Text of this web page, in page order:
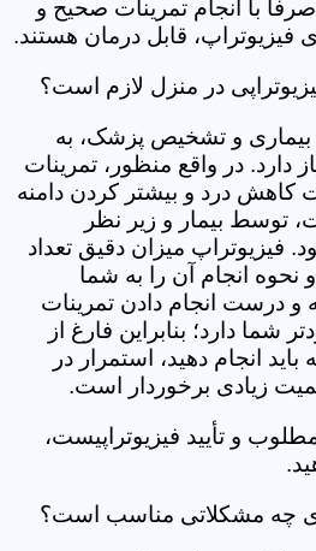
با انجام تمرینات صحیح و
قابل درمان هستند.
در منزل لازم است؟
بیماری و تشخیص پزشک، به
دارد. در واقع منظور، تمرینات
درد و بیشتر کردن دامنه
توسط بیمار و زیر نظر
فیزیوتراپ میزان دقیق تعداد
انجام آن را به شما
درست انجام دادن تمرینات
شما دارد؛ بنابراین فارغ از
انجام دهید، استمرار در
زیادی برخوردار است.
و تأیید فیزیوتراپیست،
چه مشکلاتی مناسب است؟